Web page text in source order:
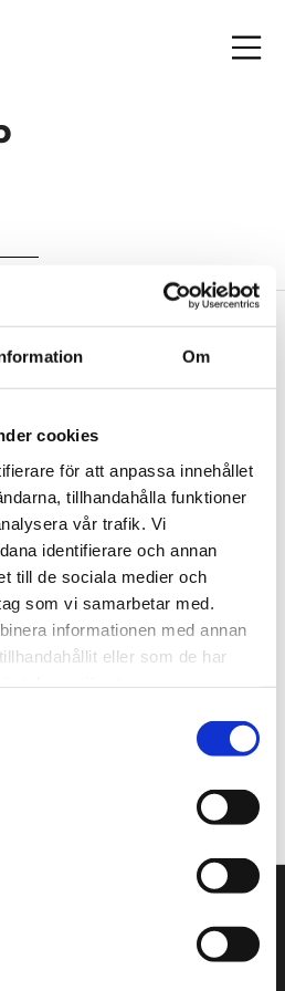
Om
cookies
för att anpassa innehållet
tillhandahålla funktioner
vår trafik. Vi
identifierare och annan
till de sociala medier och
som vi samarbetar med.
informationen med annan
eller som de har
Varsågod att förkovra.
efter människor som vill
Hör av dig!
TengbomTelegram.
du pressmaterial och
30 30 600